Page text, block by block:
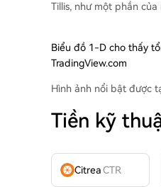
Tillis, như một phần
Biểu đồ 1-D cho thấy
TradingView.com
Hình ảnh nổi bật được
Tiền kỹ
CitreaCTR